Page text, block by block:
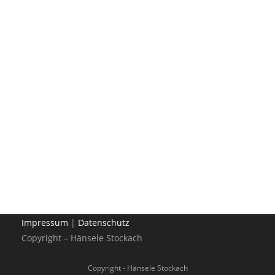
Impressum | Datenschutz
Copyright – Hänsele Stockach
Copyright - Hänsele Stockach